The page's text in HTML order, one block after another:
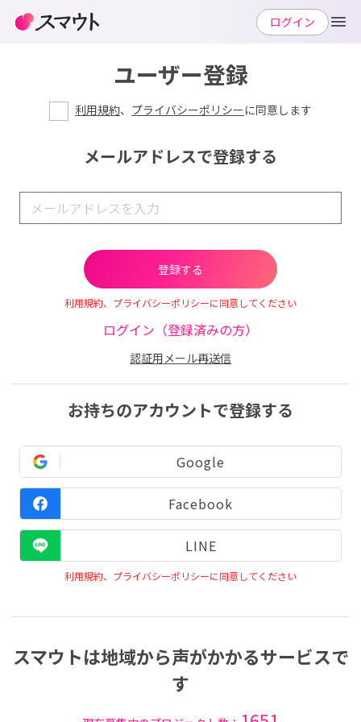
ユーザー登録
利用規約、 プライバシーポリシーに同意します
メールアドレスで登録する
利用規約、プライバシーポリシーに同意してください
ログイン（登録済みの方）
認証用メール再送信
お持ちのアカウントで登録する
Google
Facebook
LINE
利用規約、プライバシーポリシーに同意してください
スマウトは地域から声がかかるサービスで
す
ログイン